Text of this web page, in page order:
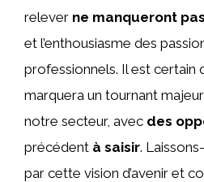
relever ne manqueront
et l’enthousiasme des
professionnels. Il est certain
marquera un tournant
notre secteur, avec des
précédent à saisir.
par cette vision d’avenir et